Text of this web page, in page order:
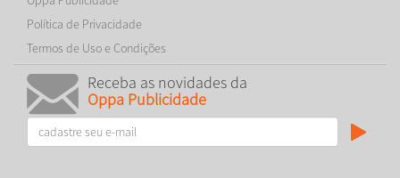
Política de Privacidade
Termos de Uso e Condições
Receba as novidades da
Oppa Publicidade